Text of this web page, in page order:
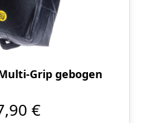
Grip gebogen
€